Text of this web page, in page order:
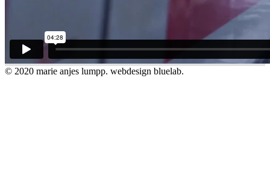
© 2020 marie anjes lumpp. webdesign bluelab.